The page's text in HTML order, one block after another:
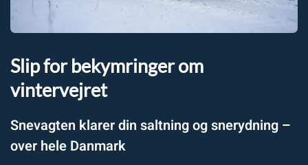
Slip for bekymringer om
vintervejret
Snevagten klarer din saltning og snerydning –
over hele Danmark